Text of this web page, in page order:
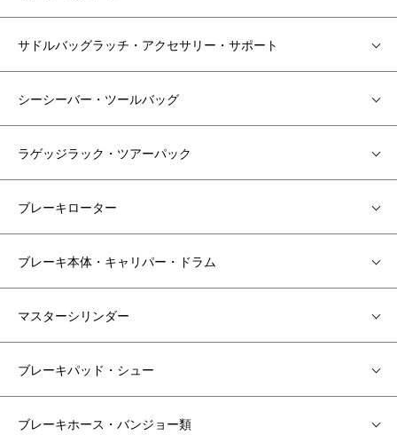
サドルバッグラッチ・アクセサリー・サポート
シーシーバー・ツールバッグ
ラゲッジラック・ツアーパック
ブレーキローター
ブレーキ本体・キャリパー・ドラム
マスターシリンダー
ブレーキパッド・シュー
ブレーキホース・バンジョー類